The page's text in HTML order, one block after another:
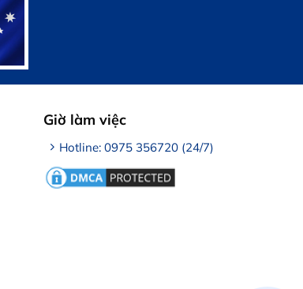
Giờ làm việc
Hotline: 0975 356720 (24/7)